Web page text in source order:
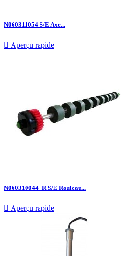
N060311054 S/E Axe...
 Aperçu rapide
N060310044_R S/E Rouleau...
 Aperçu rapide